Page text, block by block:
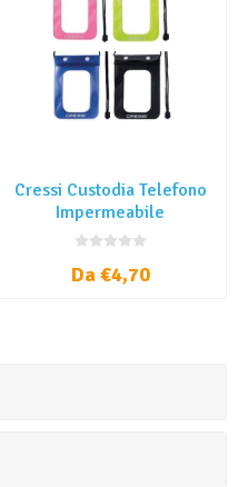
Cressi Custodia Telefono
Impermeabile
Da €4,70